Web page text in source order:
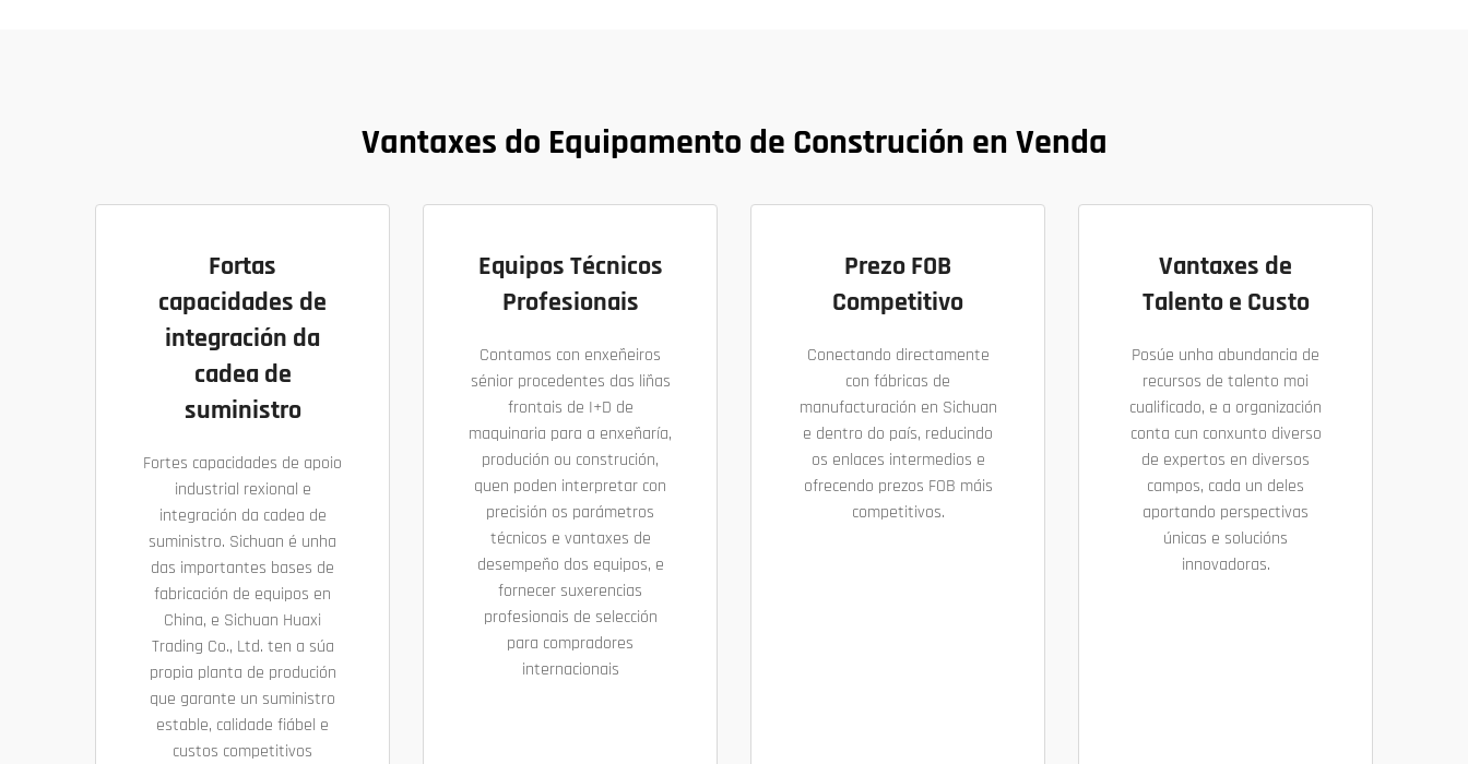
Vantaxes do Equipamento de Construción en Venda
Fortas
capacidades de
integración da
cadea de
suministro
Fortes capacidades de apoio
industrial rexional e
integración da cadea de
suministro. Sichuan é unha
das importantes bases de
fabricación de equipos en
China, e Sichuan Huaxi
Trading Co., Ltd. ten a súa
propia planta de produción
que garante un suministro
estable, calidade fiábel e
custos competitivos
Equipos Técnicos
Profesionais
Contamos con enxeñeiros
sénior procedentes das liñas
frontais de I+D de
maquinaria para a enxeñaría,
produción ou construción,
quen poden interpretar con
precisión os parámetros
técnicos e vantaxes de
desempeño dos equipos, e
fornecer suxerencias
profesionais de selección
para compradores
internacionais
Prezo FOB
Competitivo
Conectando directamente
con fábricas de
manufacturación en Sichuan
e dentro do país, reducindo
os enlaces intermedios e
ofrecendo prezos FOB máis
competitivos.
Vantaxes de
Talento e Custo
Posúe unha abundancia de
recursos de talento moi
cualificado, e a organización
conta cun conxunto diverso
de expertos en diversos
campos, cada un deles
aportando perspectivas
únicas e solucións
innovadoras.